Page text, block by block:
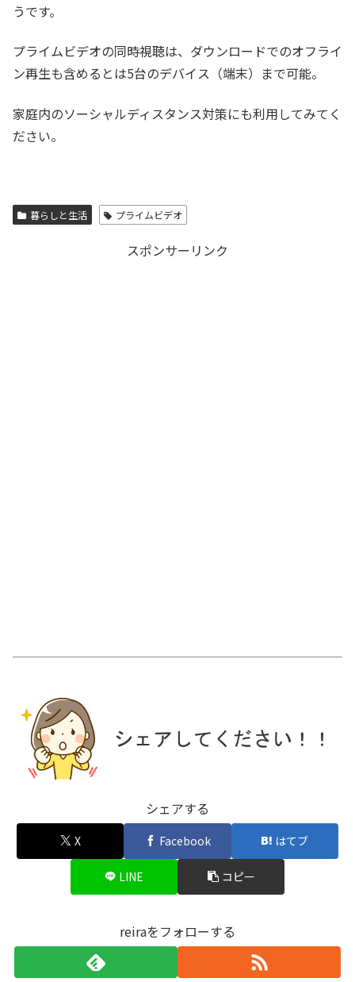
うです。
プライムビデオの同時視聴は、ダウンロードでのオフライ
ン再生も含めるとは5台のデバイス（端末）まで可能。
家庭内のソーシャルディスタンス対策にも利用してみてく
ださい。
暮らしと生活 プライムビデオ
スポンサーリンク
シェアする
X Facebook はてブ
LINE コピー
reiraをフォローする